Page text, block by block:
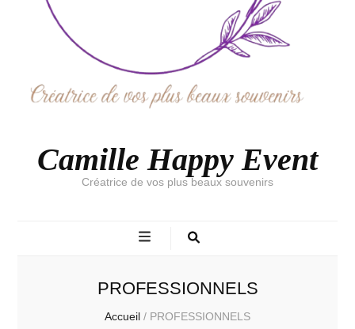
Camille Happy Event
Créatrice de vos plus beaux souvenirs
PROFESSIONNELS
Accueil / PROFESSIONNELS